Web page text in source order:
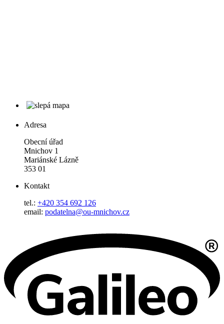
Adresa
Obecní úřad
Mnichov 1
Mariánské Lázně
353 01
Kontakt
tel.: +420 354 692 126
email: podatelna@ou-mnichov.cz